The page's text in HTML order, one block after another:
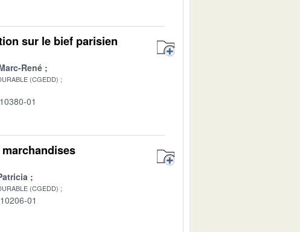
sur le bief parisien
René
(CGEDD)
01
(CGEDD)
01